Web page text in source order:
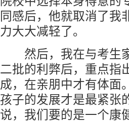
同感后，他就取消了我
力大大减轻了。
然后，我在与考生家
二批的利弊后，重点指
成，在亲朋中才有体面
孩子的发展才是最紧张
说，我们要的是一个康